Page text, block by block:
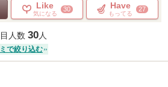
Like
気になる
30 Have
もってる
27
人数 30人
で絞り込む